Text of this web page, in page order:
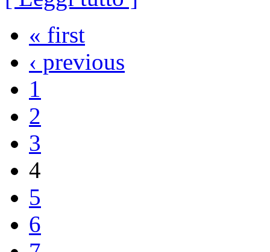
« first
‹ previous
1
2
3
4
5
6